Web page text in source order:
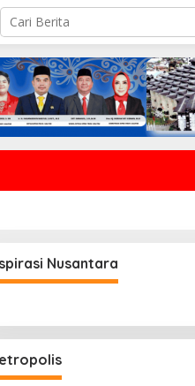
Nusantara